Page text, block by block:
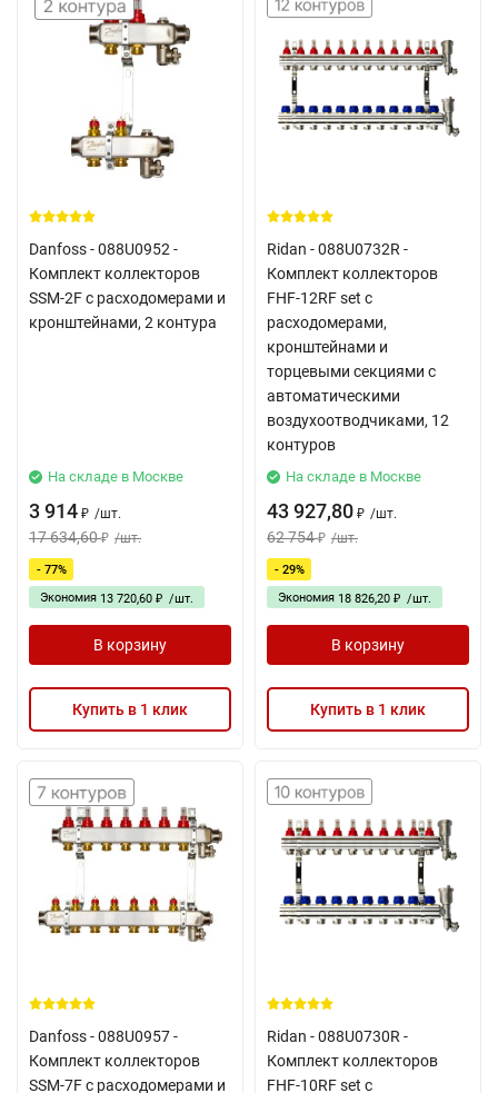
Danfoss - 088U0952 -
Комплект коллекторов
SSM-2F с расходомерами и
кронштейнами, 2 контура
На складе в Москве
3 914 ₽ /шт.
17 634,60 ₽ /шт.
- 77%
Экономия 13 720,60 ₽ /шт.
В корзину
Купить в 1 клик
Ridan - 088U0732R -
Комплект коллекторов
FHF-12RF set с
расходомерами,
кронштейнами и
торцевыми секциями с
автоматическими
воздухоотводчиками, 12
контуров
На складе в Москве
43 927,80 ₽ /шт.
62 754 ₽ /шт.
- 29%
Экономия 18 826,20 ₽ /шт.
В корзину
Купить в 1 клик
Danfoss - 088U0957 -
Комплект коллекторов
SSM-7F с расходомерами и
Ridan - 088U0730R -
Комплект коллекторов
FHF-10RF set с